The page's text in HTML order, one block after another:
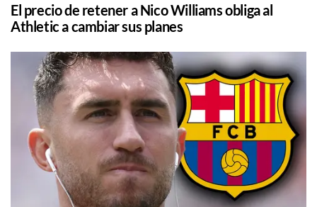
El precio de retener a Nico Williams obliga al
Athletic a cambiar sus planes